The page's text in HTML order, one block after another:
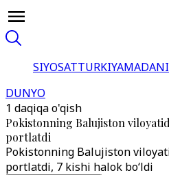
SIYOSATTURKIYA
DUNYO
1 daqiqa o'qish
Pokistonning Balujiston
portlatdi
Pokistonning Balujiston
portlatdi, 7 kishi halok bo‘ldi